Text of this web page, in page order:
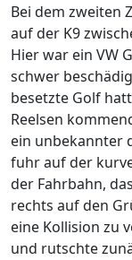
Bei dem zweiten
auf der K9
Hier war ein VW
schwer
besetzte Golf
Reelsen
ein unbekannter
fuhr auf der
der Fahrbahn,
rechts auf den
eine Kollision zu
und rutschte